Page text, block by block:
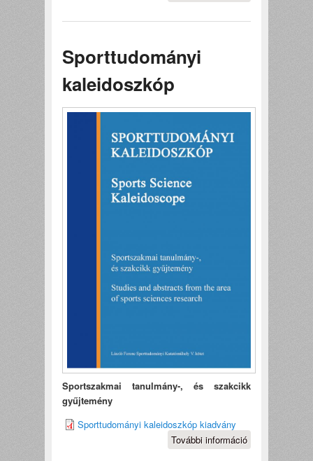
tartalommal
Sporttudományi
kaleidoszkóp
Sportszakmai tanulmány-, és szakcikk
gyűjtemény
Sporttudományi kaleidoszkóp kiadvány
További információ